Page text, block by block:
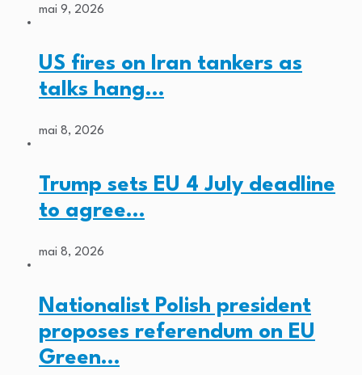
mai 9, 2026
US fires on Iran tankers as
talks hang…
mai 8, 2026
Trump sets EU 4 July deadline
to agree…
mai 8, 2026
Nationalist Polish president
proposes referendum on EU
Green…